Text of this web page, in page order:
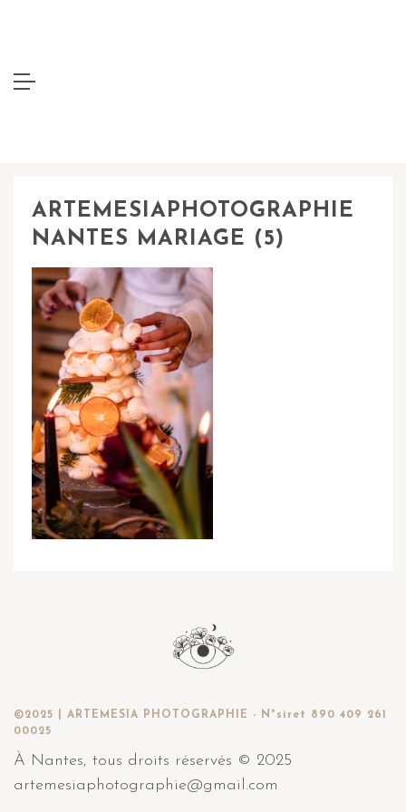
ARTEMESIAPHOTOGRAPHIE
NANTES MARIAGE (5)
©2025 | ARTEMESIA PHOTOGRAPHIE - N°siret 890 409 261
00025
À Nantes, tous droits réservés © 2025
artemesiaphotographie@gmail.com